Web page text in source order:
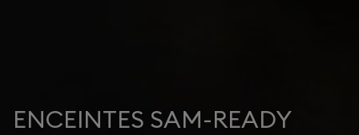
ENCEINTES SAM-READY